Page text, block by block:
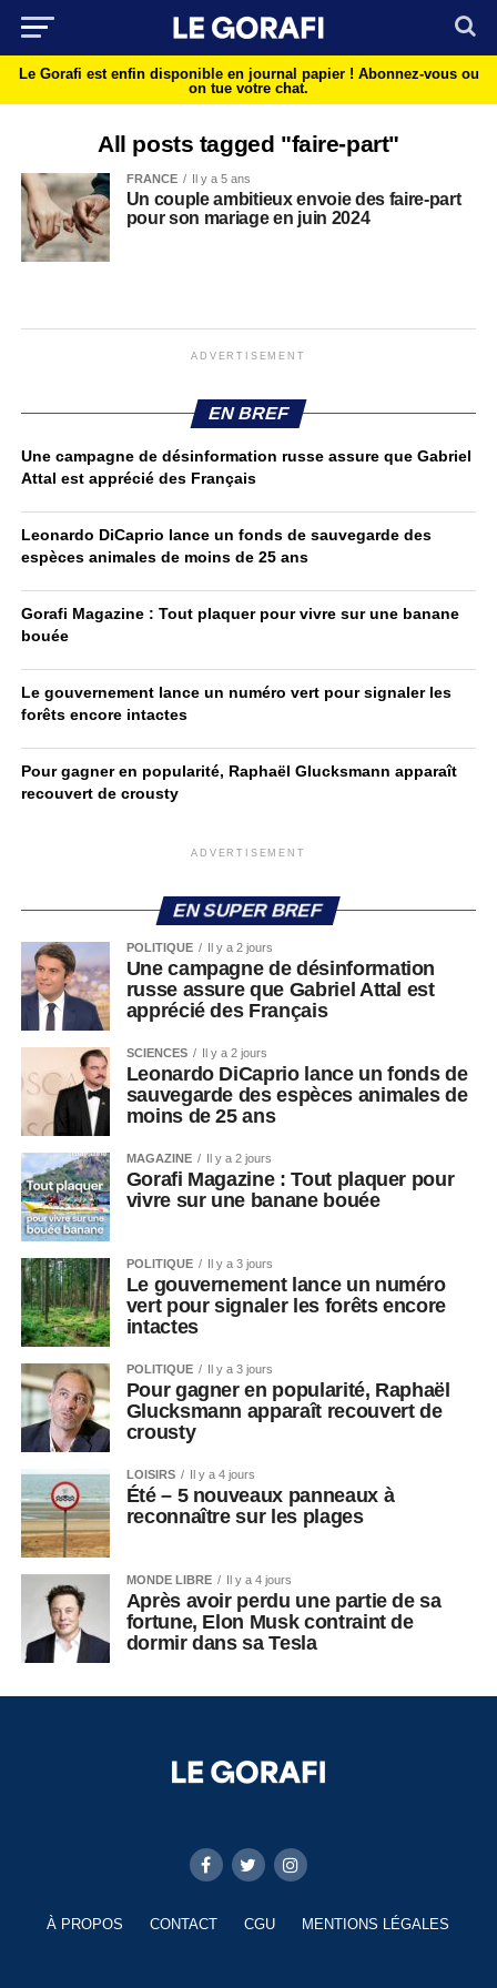
Le Gorafi est enfin disponible en journal papier ! Abonnez-vous ou
on tue votre chat.
All posts tagged "faire-part"
FRANCE Il y a 5 ans
Un couple ambitieux envoie des faire-part
pour son mariage en juin 2024
ADVERTISEMENT
EN BREF
Une campagne de désinformation russe assure que Gabriel
Attal est apprécié des Français
Leonardo DiCaprio lance un fonds de sauvegarde des
espèces animales de moins de 25 ans
Gorafi Magazine : Tout plaquer pour vivre sur une banane
bouée
Le gouvernement lance un numéro vert pour signaler les
forêts encore intactes
Pour gagner en popularité, Raphaël Glucksmann apparaît
recouvert de crousty
ADVERTISEMENT
EN SUPER BREF
POLITIQUE Il y a 2 jours
Une campagne de désinformation
russe assure que Gabriel Attal est
apprécié des Français
SCIENCES Il y a 2 jours
Leonardo DiCaprio lance un fonds de
sauvegarde des espèces animales de
moins de 25 ans
MAGAZINE Il y a 2 jours
Gorafi Magazine : Tout plaquer pour
vivre sur une banane bouée
POLITIQUE Il y a 3 jours
Le gouvernement lance un numéro
vert pour signaler les forêts encore
intactes
POLITIQUE Il y a 3 jours
Pour gagner en popularité, Raphaël
Glucksmann apparaît recouvert de
crousty
LOISIRS Il y a 4 jours
Été – 5 nouveaux panneaux à
reconnaître sur les plages
MONDE LIBRE Il y a 4 jours
Après avoir perdu une partie de sa
fortune, Elon Musk contraint de
dormir dans sa Tesla
À PROPOS CONTACT CGU MENTIONS LÉGALES